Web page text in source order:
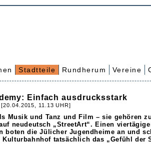
Stadtteile Rundherum Vereine
Einfach ausdrucksstark
11.13 UHR]
Musik und Tanz und Film – sie gehören
neudeutsch „StreetArt“. Einen
boten die Jülicher Jugendheime an und
Kulturbahnhof tatsächlich das „Gefühl der